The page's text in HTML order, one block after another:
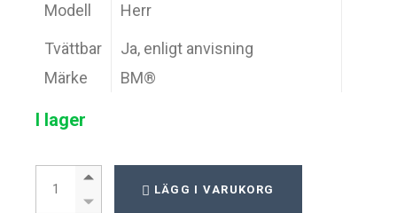
Modell
Herr
Tvättbar
Ja, enligt anvisning
Märke
BM®
I lager
Peruk herr quantity
LÄGG I VARUKORG